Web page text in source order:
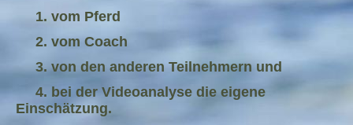
1. vom Pferd
2. vom Coach
3. von den anderen Teilnehmern und
4. bei der Videoanalyse die eigene
Einschätzung.